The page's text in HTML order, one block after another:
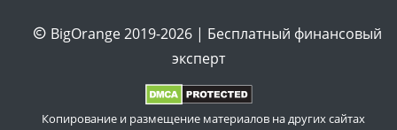
BigOrange 2019-2026 | Бесплатный финансовый
эксперт
Копирование и размещение материалов на других сайтах